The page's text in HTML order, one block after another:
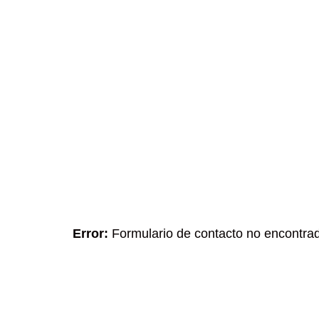
Error: Formulario de contacto no